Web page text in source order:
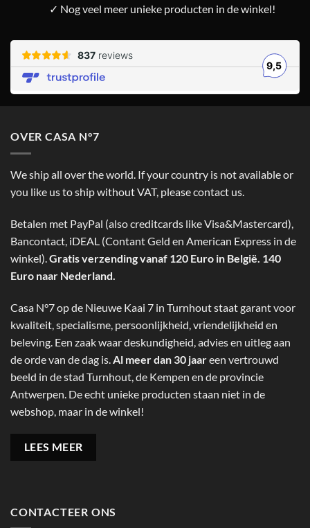
✓ Nog veel meer unieke producten in de winkel!
OVER CASA N°7
We ship all over the world. If your country is not available or
you like us to ship without VAT, please contact us.
Betalen met PayPal (also creditcards like Visa&Mastercard),
Bancontact, iDEAL (Contant Geld en American Express in de
winkel). Gratis verzending vanaf 120 Euro in België. 140
Euro naar Nederland.
Casa N°7 op de Nieuwe Kaai 7 in Turnhout staat garant voor
kwaliteit, specialisme, persoonlijkheid, vriendelijkheid en
beleving. Een zaak waar deskundigheid, advies en uitleg aan
de orde van de dag is. Al meer dan 30 jaareen vertrouwd
beeld in de stad Turnhout, de Kempen en de provincie
Antwerpen. De echt unieke producten staan niet in de
webshop, maar in de winkel!
LEES MEER
CONTACTEER ONS